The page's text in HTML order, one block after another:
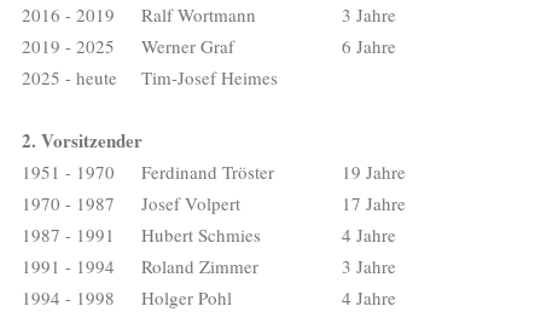
2016 - 2019
Ralf Wortmann
3 Jahre
2019 - 2025
Werner Graf
6 Jahre
2025 - heute
Tim-Josef Heimes
2. Vorsitzender
1951 - 1970 Ferdinand Tröster
19 Jahre
1970 - 1987
Josef Volpert
17 Jahre
1987 - 1991
Hubert Schmies
4 Jahre
1991 - 1994
Roland Zimmer
3 Jahre
1994 - 1998
Holger Pohl
4 Jahre